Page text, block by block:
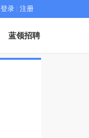
登录 注册
蓝领招聘